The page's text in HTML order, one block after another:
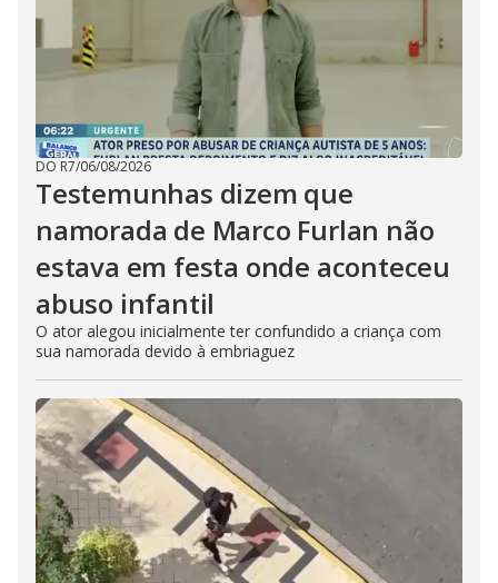
DO R7/06/08/2026
Testemunhas dizem que
namorada de Marco Furlan não
estava em festa onde aconteceu
abuso infantil
O ator alegou inicialmente ter confundido a criança com
sua namorada devido à embriaguez